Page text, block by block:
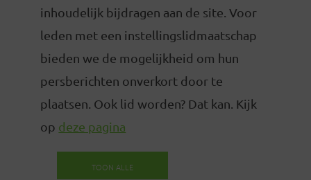
inhoudelijk bijdragen aan de site. Voor
leden met een instellingslidmaatschap
bieden we de mogelijkheid om hun
persberichten onverkort door te
plaatsen. Ook lid worden? Dat kan. Kijk
op deze pagina
TOON ALLE